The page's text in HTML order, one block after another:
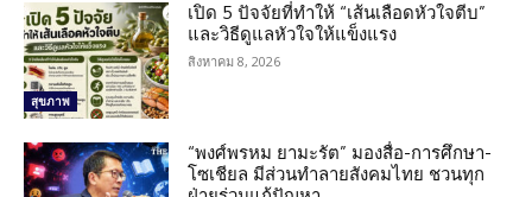
สุขภาพ
เปิด 5 ปัจจัยที่ทำให้ “เส้นเลือดหัวใจตีบ”
และวิธีดูแลหัวใจให้แข็งแรง
สิงหาคม 8, 2026
“พงศ์พรหม ยามะรัต” มองสื่อ-การศึกษา-
โซเชียล มีส่วนทำลายสังคมไทย ชวนทุก